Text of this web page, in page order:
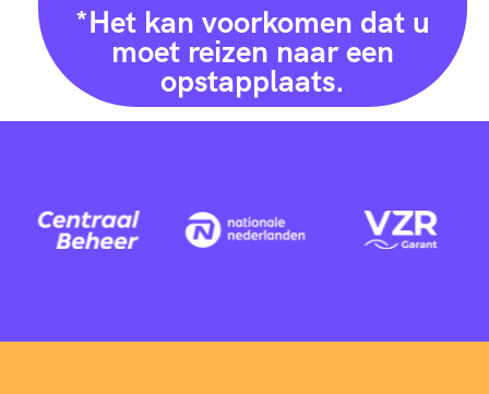
*Het kan voorkomen dat u
moet reizen naar een
opstapplaats.